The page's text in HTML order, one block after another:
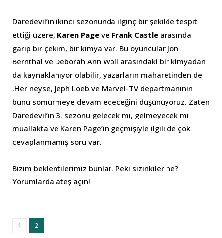
Daredevil’ın ikinci sezonunda ilginç bir şekilde tespit
ettiği üzere, Karen Page ve Frank Castle arasında
garip bir çekim, bir kimya var. Bu oyuncular Jon
Bernthal ve Deborah Ann Woll arasındaki bir kimyadan
da kaynaklanıyor olabilir, yazarların maharetinden de
.Her neyse, Jeph Loeb ve Marvel-TV departmanının
bunu sömürmeye devam edeceğini düşünüyoruz. Zaten
Daredevil’ın 3. sezonu gelecek mi, gelmeyecek mi
muallakta ve Karen Page’in geçmişiyle ilgili de çok
cevaplanmamış soru var.
Bizim beklentilerimiz bunlar. Peki sizinkiler ne?
Yorumlarda ateş açın!
1 2